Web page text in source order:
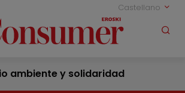
Castellano
ambiente y solidaridad